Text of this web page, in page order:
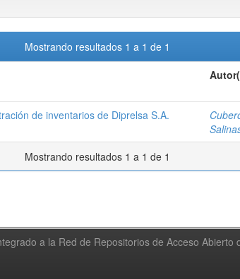
Mostrando resultados 1 a 1 de 1
de inventarios de Diprelsa S.A.
Mostrando resultados 1 a 1 de 1
a la Red de Repositorios de Acceso Abierto